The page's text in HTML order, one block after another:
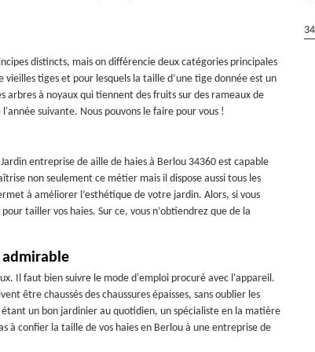
distincts, mais on différencie deux catégories principales
tiges et pour lesquels la taille d’une tige donnée est un
arbres à noyaux qui tiennent des fruits sur des rameaux de
suivante. Nous pouvons le faire pour vous !
entreprise de aille de haies à Berlou 34360 est capable
non seulement ce métier mais il dispose aussi tous les
à améliorer l’esthétique de votre jardin. Alors, si vous
tailler vos haies. Sur ce, vous n’obtiendrez que de la
Il faut bien suivre le mode d'emploi procuré avec l'appareil.
être chaussés des chaussures épaisses, sans oublier les
un bon jardinier au quotidien, un spécialiste en la matière
à confier la taille de vos haies en Berlou à une entreprise de